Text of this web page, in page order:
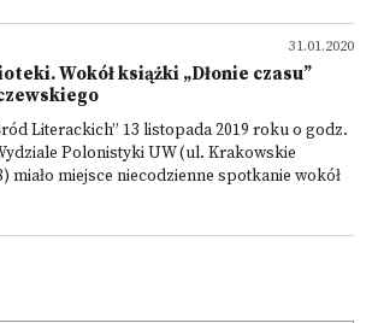
31.01.2020
Wokół książki „Dłonie czasu”
Literackich” 13 listopada 2019 roku o godz.
Polonistyki UW (ul. Krakowskie
miało miejsce niecodzienne spotkanie wokół